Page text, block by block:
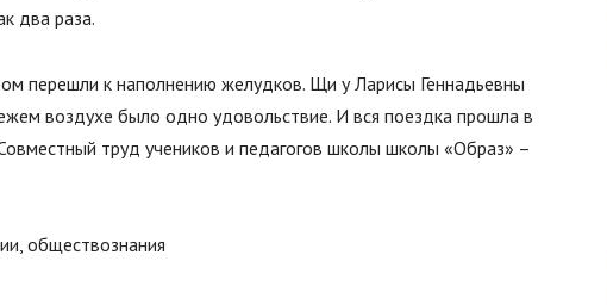
два раза.
перешли к наполнению желудков. Щи у Ларисы Геннадьевны
воздухе было одно удовольствие. И вся поездка прошла в
труд учеников и педагогов школы школы «Образ» –
обществознания